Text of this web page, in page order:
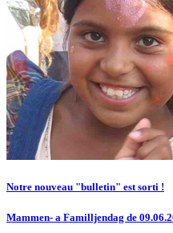
Notre nouveau "bulletin" est sorti !
Mammen- a Familljendag de